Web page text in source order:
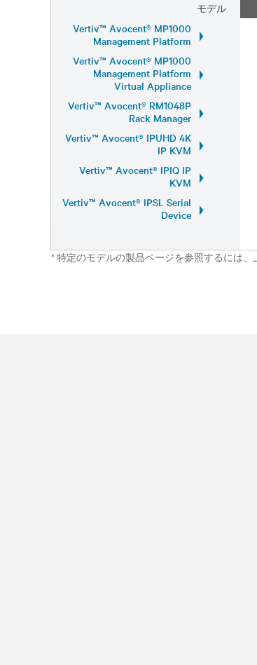
モデル
Vertiv™ Avocent® MP1000
Management Platform
Vertiv™ Avocent® MP1000
Management Platform
Virtual Appliance
Vertiv™ Avocent® RM1048P
Rack Manager
Vertiv™ Avocent® IPUHD 4K
IP KVM
Vertiv™ Avocent® IPIQ IP
KVM
Vertiv™ Avocent® IPSL Serial
Device
* 特定のモデルの製品ページを参照するには、